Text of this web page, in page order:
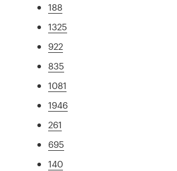
188
1325
922
835
1081
1946
261
695
140